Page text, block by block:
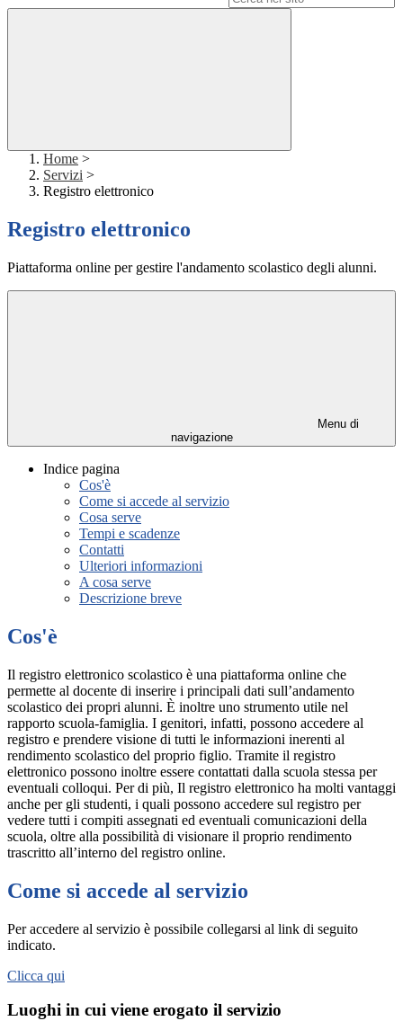
Home >
Servizi >
Registro elettronico
Registro elettronico
Piattaforma online per gestire l'andamento scolastico degli alunni.
Menu di
navigazione
Indice pagina
Cos'è
Come si accede al servizio
Cosa serve
Tempi e scadenze
Contatti
Ulteriori informazioni
A cosa serve
Descrizione breve
Cos'è
Il registro elettronico scolastico è una piattaforma online che
permette al docente di inserire i principali dati sull’andamento
scolastico dei propri alunni. È inoltre uno strumento utile nel
rapporto scuola-famiglia. I genitori, infatti, possono accedere al
registro e prendere visione di tutti le informazioni inerenti al
rendimento scolastico del proprio figlio. Tramite il registro
elettronico possono inoltre essere contattati dalla scuola stessa per
eventuali colloqui. Per di più, Il registro elettronico ha molti vantaggi
anche per gli studenti, i quali possono accedere sul registro per
vedere tutti i compiti assegnati ed eventuali comunicazioni della
scuola, oltre alla possibilità di visionare il proprio rendimento
trascritto all’interno del registro online.
Come si accede al servizio
Per accedere al servizio è possibile collegarsi al link di seguito
indicato.
Clicca qui
Luoghi in cui viene erogato il servizio